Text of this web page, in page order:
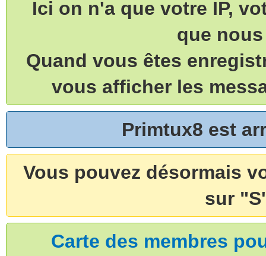
Ici on n'a que votre IP,
que
Quand vous êtes
vous afficher les
Primtux8 est
Vous pouvez désormais
sur
Carte des membres